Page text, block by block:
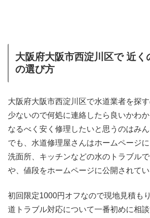
大阪府大阪市西淀川区で 近く
の選び方
大阪府大阪市西淀川区で水道業者を探
少ないので何処に連絡したら良いかわか
なるべく安く修理したいと思うのはみん
でも、水道修理屋さんはホームページに
洗面所、キッチンなどの水のトラブル
や、値段をホームページに公開されてい
初回限定1000円オフなので現地見積も
道トラブル対応について一番初めに相